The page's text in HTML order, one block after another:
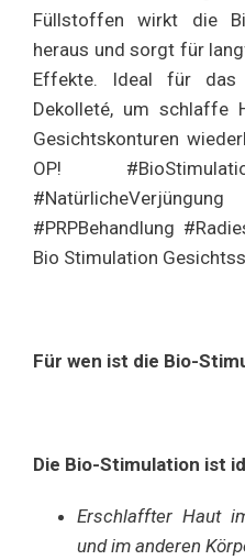
Füllstoffen wirkt die
heraus und sorgt für
Effekte. Ideal für das
Dekolleté, um schlaffe
Gesichtskonturen
OP!
#PRPBehandlung
Bio Stimulation
Für wen ist die Bio-
Die Bio-Stimulation ist
Erschlaffter Haut
und im anderen